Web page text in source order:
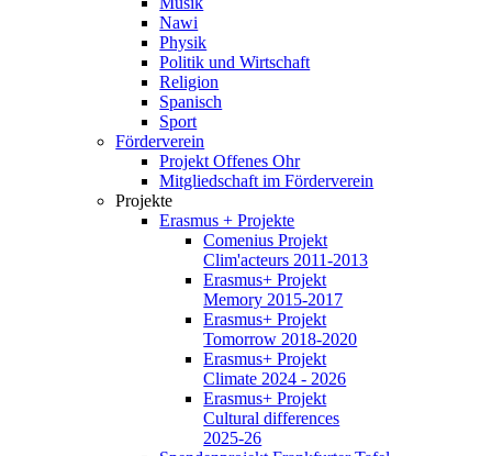
Nawi
Physik
Politik und Wirtschaft
Religion
Spanisch
Sport
Förderverein
Projekt Offenes Ohr
Mitgliedschaft im Förderverein
Projekte
Erasmus + Projekte
Comenius Projekt
Clim'acteurs 2011-2013
Erasmus+ Projekt
Memory 2015-2017
Erasmus+ Projekt
Tomorrow 2018-2020
Erasmus+ Projekt
Climate 2024 - 2026
Erasmus+ Projekt
Cultural differences
2025-26